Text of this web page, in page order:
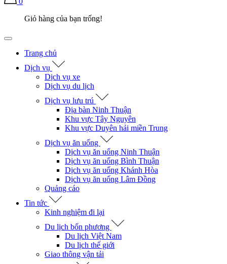
Giỏ hàng của bạn trống!
Trang chủ
Dịch vụ
Dịch vụ xe
Dịch vụ du lịch
Dịch vụ lưu trú
Địa bàn Ninh Thuận
Khu vực Tây Nguyên
Khu vực Duyên hải miền Trung
Dịch vụ ăn uống
Dịch vụ ăn uống Ninh Thuận
Dịch vụ ăn uống Bình Thuận
Dịch vụ ăn uống Khánh Hòa
Dịch vụ ăn uống Lâm Đồng
Quảng cáo
Tin tức
Kinh nghiệm đi lại
Du lịch bốn phương
Du lịch Việt Nam
Du lịch thế giới
Giao thông vận tải